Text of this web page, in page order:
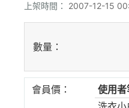
上架時間： 2007-12-15
數量：
會員價： 使用者